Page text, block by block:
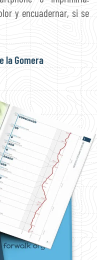
y encuadernar, si se
la Gomera